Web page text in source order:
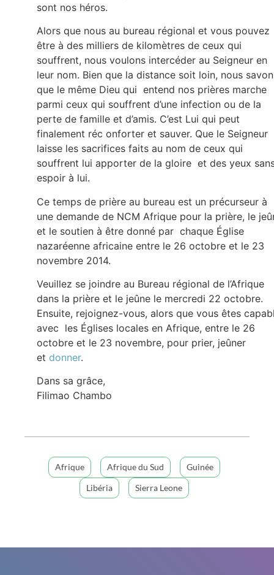
sont nos héros.
Alors que nous au bureau régional et vous pouvez
être à des milliers de kilomètres de ceux qui
souffrent, nous voulons intercéder au Seigneur en
leur nom. Bien que la distance soit loin, nous
que le même Dieu qui entend nos prières marche
parmi ceux qui souffrent d’une infection ou de la
perte de famille et d’amis. C’est Lui qui peut
finalement réc onforter et sauver. Que le Seigneur
laisse les sacrifices faits au nom de ceux qui
souffrent lui apporter de la gloire et des yeux
espoir à lui.
Ce temps de prière au bureau est un précurseur à
une demande de NCM Afrique pour la prière, le
et le soutien à être donné par chaque Église
nazaréenne africaine entre le 26 octobre et le 23
novembre 2014.
Veuillez se joindre au Bureau régional de l’Afrique
dans la prière et le jeûne le mercredi 22 octobre.
Ensuite, rejoignez-vous, alors que vous êtes
avec les Églises locales en Afrique, entre le 26
octobre et le 23 novembre, pour prier, jeûner
et donner.
Dans sa grâce,
Filimao Chambo
Afrique Afrique du Sud
Guinée
Libéria
Sierra Leone